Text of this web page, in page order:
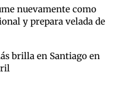
nuevamente como
y prepara velada de
brilla en Santiago en